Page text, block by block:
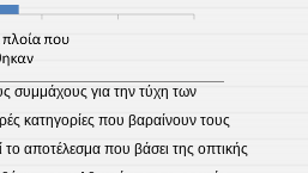
συμμάχους για την τύχη των
κατηγορίες που βαραίνουν τους
το αποτέλεσμα που βάσει της οπτικής